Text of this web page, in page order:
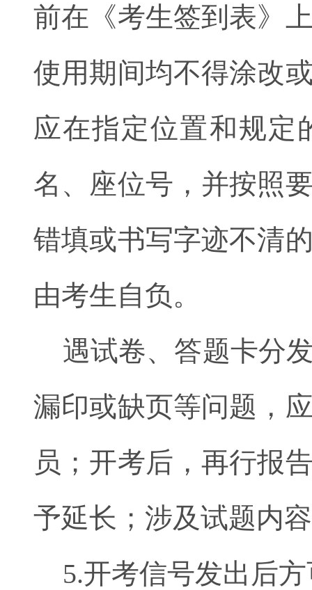
前在《考生签到表》
使用期间均不得涂改
应在指定位置和规定
名、座位号，并按照
错填或书写字迹不清
由考生自负。
遇试卷、答题卡分
漏印或缺页等问题，
员；开考后，再行报
予延长；涉及试题内
5.开考信号发出后